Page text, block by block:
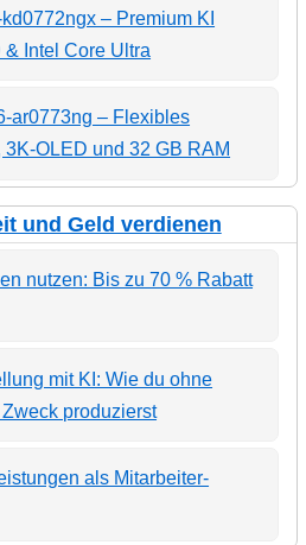
– Premium KI
Intel Core Ultra
ar0773ng – Flexibles
OLED und 32 GB RAM
und Geld verdienen
nutzen: Bis zu 70 % Rabatt
mit KI: Wie du ohne
produzierst
als Mitarbeiter-